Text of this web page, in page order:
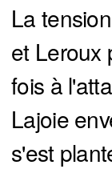
La
et Leroux
fois à
Lajoie
s'est